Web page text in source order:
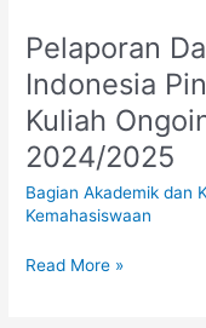
Pelaporan
Indonesia
Kuliah
2024/2025
Bagian Akademik dan
Kemahasiswaan
Pelaporan
Data
Penerima
Program
Indonesia
(PIP)
Kuliah Ongoing
Genap
Read More »